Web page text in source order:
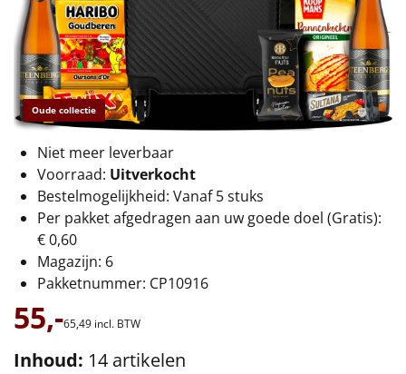
Alle kerstpakketten 2026
Thema
Origineel
Luxe
Mannen
Vrouwen
Duurzaam
Leuke
Oude collectie
Niet meer leverbaar
Voorraad: Uitverkocht
Bestelmogelijkheid: Vanaf 5 stuks
Per pakket afgedragen aan uw goede doel (Gratis):
€ 0,60
Magazijn: 6
Pakketnummer: CP10916
55,-65,49 incl. BTW
Inhoud: 14 artikelen